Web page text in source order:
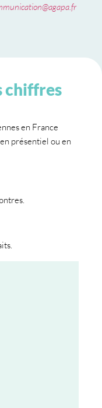
chiffres
en France
présentiel ou en